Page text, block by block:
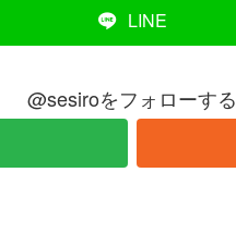
LINE
@sesiroをフォローする